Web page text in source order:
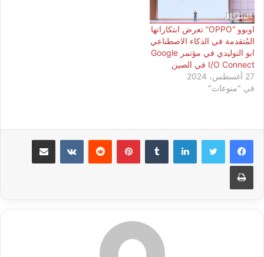
اوبوو “OPPO” تعرض ابتكاراتها
المُتقدمة في الذكاء الاصطناعي
ابو التوليدي في مؤتمر Google
I/O Connect في الصين
27 أغسطس، 2024
في "منوعات"
لينكدإن بينتيريست مشاركة عبر البريد
طباعة